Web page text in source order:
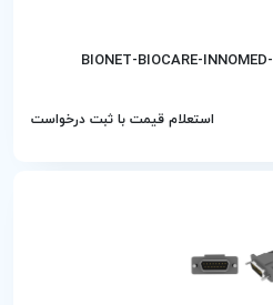
کانکتور کابل ECG مدل (آراز-دنا-BIONET-BIOCARE-INNOMED-
استعلام قیمت با ثبت درخواست